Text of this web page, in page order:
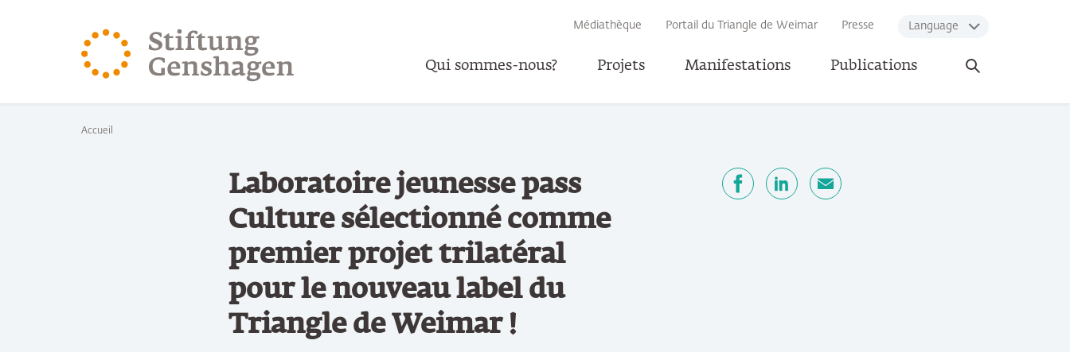
Médiathèque Portail du Triangle de Weimar Presse Language
Qui sommes-nous? Projets Manifestations Publications
Ouvrir
la
Vous êtes ici:
Accueil
Laboratoire jeunesse pass
Culture sélectionné comme
premier projet trilatéral
pour le nouveau label du
Triangle de Weimar !
Partager